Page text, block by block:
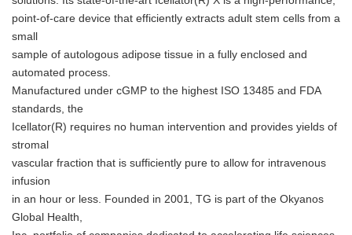
point-of-care device that efficiently extracts adult stem cells from a
small
sample of autologous adipose tissue in a fully enclosed and
automated process.
Manufactured under cGMP to the highest ISO 13485 and FDA
standards, the
Icellator(R) requires no human intervention and provides yields of
stromal
vascular fraction that is sufficiently pure to allow for intravenous
infusion
in an hour or less. Founded in 2001, TG is part of the Okyanos
Global Health,
Japanese